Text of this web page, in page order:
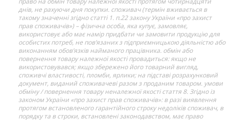
днів, не рахуючи дня покупки. споживач (термін вживається в
такому значенні згідно статті 1. п.22 закону України «про захист
прав споживачів») – фізична особа, яка купує, замовляє,
використовує або має намір придбати чи замовити продукцію для
особистих потреб, не пов’язаних з підприємницькою діяльністю або
виконанням обов’язків найманого працівника. обмін або
повернення товару належної якості провадиться: якщо не
використовувався; якщо збережено його товарний вигляд,
споживчі властивості, пломби, ярлики; на підставі розрахунковий
документ, виданий споживачеві разом з проданим товаром. умови
обміну / повернення товару неналежної якості стаття 8. Згідно із
законом України «про захист прав споживачів»: в разі виявлення
протягом встановленого гарантійного строку недоліків споживач, в
порядку та в строки, встановлені законодавством, має право